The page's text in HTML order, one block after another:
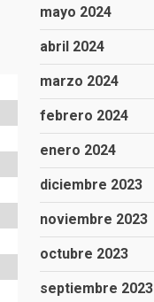
mayo 2024
abril 2024
marzo 2024
febrero 2024
enero 2024
diciembre 2023
noviembre 2023
octubre 2023
septiembre 2023